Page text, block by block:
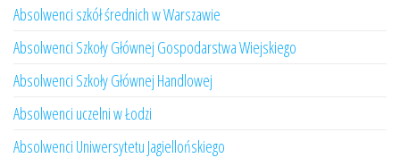
Absolwenci szkół średnich w Warszawie
Absolwenci Szkoły Głównej Gospodarstwa Wiejskiego
Absolwenci Szkoły Głównej Handlowej
Absolwenci uczelni w Łodzi
Absolwenci Uniwersytetu Jagiellońskiego